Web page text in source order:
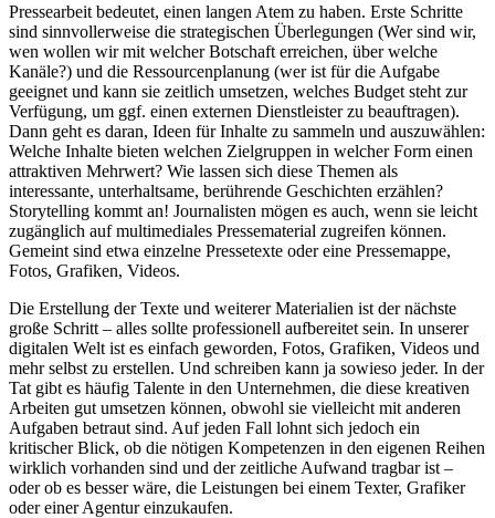
Pressearbeit bedeutet, einen langen Atem zu haben. Erste Schritte
sind sinnvollerweise die strategischen Überlegungen (Wer sind wir,
wen wollen wir mit welcher Botschaft erreichen, über welche
Kanäle?) und die Ressourcenplanung (wer ist für die Aufgabe
geeignet und kann sie zeitlich umsetzen, welches Budget steht zur
Verfügung, um ggf. einen externen Dienstleister zu beauftragen).
Dann geht es daran, Ideen für Inhalte zu sammeln und auszuwählen:
Welche Inhalte bieten welchen Zielgruppen in welcher Form einen
attraktiven Mehrwert? Wie lassen sich diese Themen als
interessante, unterhaltsame, berührende Geschichten erzählen?
Storytelling kommt an! Journalisten mögen es auch, wenn sie leicht
zugänglich auf multimediales Pressematerial zugreifen können.
Gemeint sind etwa einzelne Pressetexte oder eine Pressemappe,
Fotos, Grafiken, Videos.
Die Erstellung der Texte und weiterer Materialien ist der nächste
große Schritt – alles sollte professionell aufbereitet sein. In unserer
digitalen Welt ist es einfach geworden, Fotos, Grafiken, Videos und
mehr selbst zu erstellen. Und schreiben kann ja sowieso jeder. In der
Tat gibt es häufig Talente in den Unternehmen, die diese kreativen
Arbeiten gut umsetzen können, obwohl sie vielleicht mit anderen
Aufgaben betraut sind. Auf jeden Fall lohnt sich jedoch ein
kritischer Blick, ob die nötigen Kompetenzen in den eigenen Reihen
wirklich vorhanden sind und der zeitliche Aufwand tragbar ist –
oder ob es besser wäre, die Leistungen bei einem Texter, Grafiker
oder einer Agentur einzukaufen.